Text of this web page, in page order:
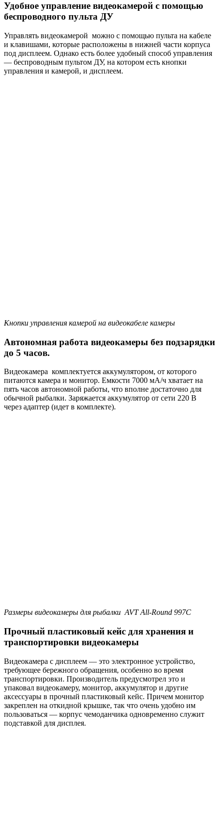
Удобное управление видеокамерой с помощью
беспроводного пульта ДУ
Управлять видеокамерой можно с помощью пульта на кабеле
и клавишами, которые расположены в нижней части корпуса
под дисплеем. Однако есть более удобный способ управления
— беспроводным пультом ДУ, на котором есть кнопки
управления и камерой, и дисплеем.
Кнопки управления камерой на видеокабеле камеры
Автономная работа видеокамеры без подзарядки
до 5 часов.
Видеокамера комплектуется аккумулятором, от которого
питаются камера и монитор. Емкости 7000 мА/ч хватает на
пять часов автономной работы, что вполне достаточно для
обычной рыбалки. Заряжается аккумулятор от сети 220 В
через адаптер (идет в комплекте).
Размеры видеокамеры для рыбалки AVT All-Round 997C
Прочный пластиковый кейс для хранения и
транспортировки видеокамеры
Видеокамера с дисплеем — это электронное устройство,
требующее бережного обращения, особенно во время
транспортировки. Производитель предусмотрел это и
упаковал видеокамеру, монитор, аккумулятор и другие
аксессуары в прочный пластиковый кейс. Причем монитор
закреплен на откидной крышке, так что очень удобно им
пользоваться — корпус чемоданчика одновременно служит
подставкой для дисплея.